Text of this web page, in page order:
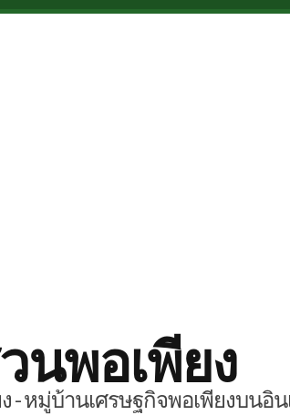
นพอเพียง
- หมู่บ้านเศรษฐกิจพอเพียงบนอิ